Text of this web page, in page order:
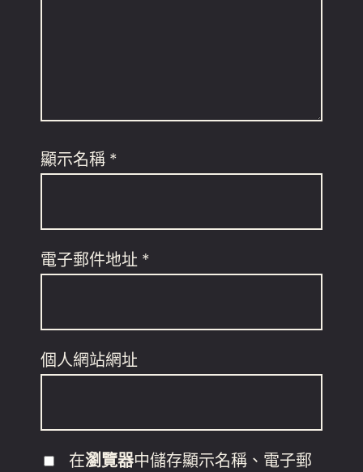
顯示名稱 *
電子郵件地址 *
個人網站網址
在瀏覽器中儲存顯示名稱、電子郵